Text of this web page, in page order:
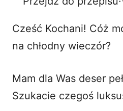
d
e
Cześć Kochani! Cóż
na chłodny wieczór?
Mam dla Was deser
Szukacie czegoś